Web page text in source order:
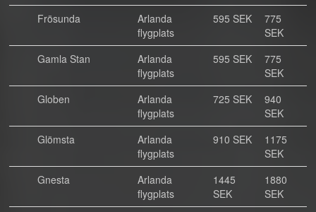
Frösunda
Arlanda
flygplats
595 SEK
775
SEK
Gamla Stan
Arlanda
flygplats
595 SEK
775
SEK
Globen
Arlanda
flygplats
725 SEK
940
SEK
Glömsta
Arlanda
flygplats
910 SEK
1175
SEK
Gnesta
Arlanda
flygplats
1445
SEK
1880
SEK